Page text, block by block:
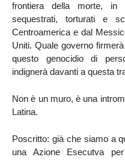
frontiera della morte, in
sequestrati, torturati e
Centroamerica e dal
Uniti. Quale governo
questo genocidio di
indignerà davanti a questa
Non è un muro, è una
Latina.
Poscritto: già che siamo a
una Azione Esecutva